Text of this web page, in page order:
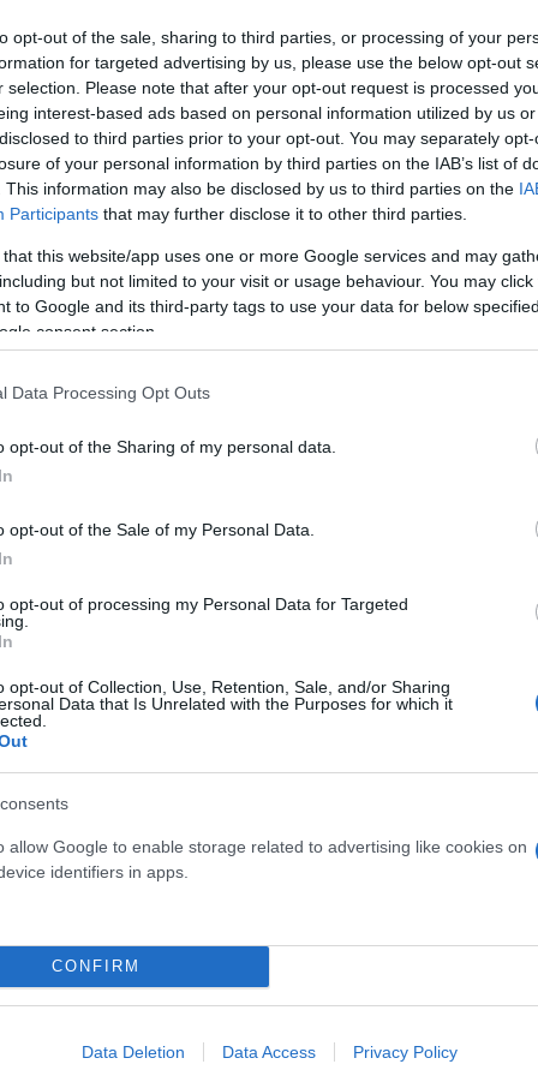
opt-out of the sale, sharing to third parties, or processing of your
for targeted advertising by us, please use the below opt-out
selection. Please note that after your opt-out request is processed
interest-based ads based on personal information utilized by us
to third parties prior to your opt-out. You may separately
of your personal information by third parties on the IAB’s list of
This information may also be disclosed by us to third parties on the
Participants that may further disclose it to other third parties.
that this website/app uses one or more Google services and may
but not limited to your visit or usage behaviour. You may
to Google and its third-party tags to use your data for below
consent section.
Data Processing Opt Outs
opt-out of the Sharing of my personal data.
opt-out of the Sale of my Personal Data.
opt-out of processing my Personal Data for Targeted
opt-out of Collection, Use, Retention, Sale, and/or Sharing
Data that Is Unrelated with the Purposes for which it
allow Google to enable storage related to advertising like cookies on
identifiers in apps.
CONFIRM
Data Deletion Data Access Privacy Policy
mv line tende, finestre mv line, bora mv line, mv line
avvolgibili, mv bari, zanzariere mv line prezzi, mv line
line zanzariere, mv zanzariere, zanzariere puglia
03 gennaio 2022